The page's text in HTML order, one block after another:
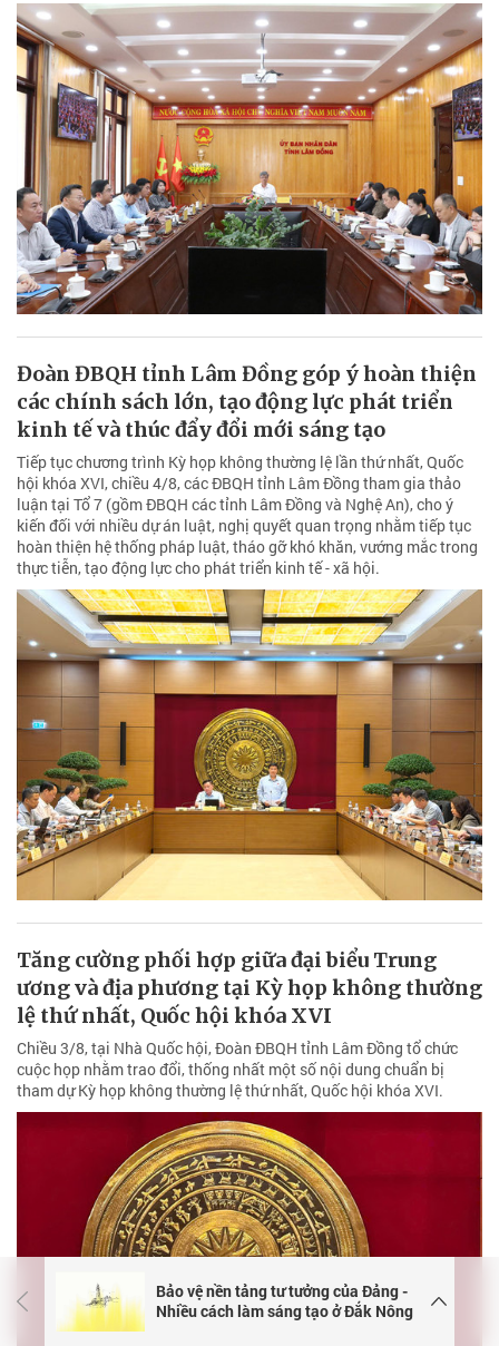
Đoàn ĐBQH tỉnh Lâm Đồng góp ý hoàn thiện
các chính sách lớn, tạo động lực phát triển
kinh tế và thúc đẩy đổi mới sáng tạo
Tiếp tục chương trình Kỳ họp không thường lệ lần thứ nhất, Quốc
hội khóa XVI, chiều 4/8, các ĐBQH tỉnh Lâm Đồng tham gia thảo
luận tại Tổ 7 (gồm ĐBQH các tỉnh Lâm Đồng và Nghệ An), cho ý
kiến đối với nhiều dự án luật, nghị quyết quan trọng nhằm tiếp tục
hoàn thiện hệ thống pháp luật, tháo gỡ khó khăn, vướng mắc trong
thực tiễn, tạo động lực cho phát triển kinh tế - xã hội.
Tăng cường phối hợp giữa đại biểu Trung
ương và địa phương tại Kỳ họp không thường
lệ thứ nhất, Quốc hội khóa XVI
Chiều 3/8, tại Nhà Quốc hội, Đoàn ĐBQH tỉnh Lâm Đồng tổ chức
cuộc họp nhằm trao đổi, thống nhất một số nội dung chuẩn bị
tham dự Kỳ họp không thường lệ thứ nhất, Quốc hội khóa XVI.
Bảo vệ nền tảng tư tưởng của Đảng -
Nhiều cách làm sáng tạo ở Đắk Nông